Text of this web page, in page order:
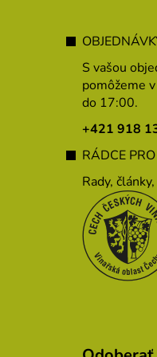
S vašou
pomôžeme
do 17:00.
+421 918
RÁDCE
Rady,